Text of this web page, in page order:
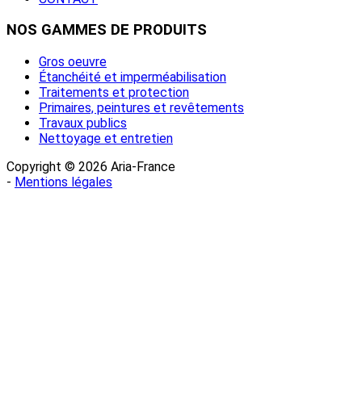
NOS GAMMES DE PRODUITS
Gros oeuvre
Étanchéité et imperméabilisation
Traitements et protection
Primaires, peintures et revêtements
Travaux publics
Nettoyage et entretien
Copyright © 2026 Aria-France
- Mentions légales